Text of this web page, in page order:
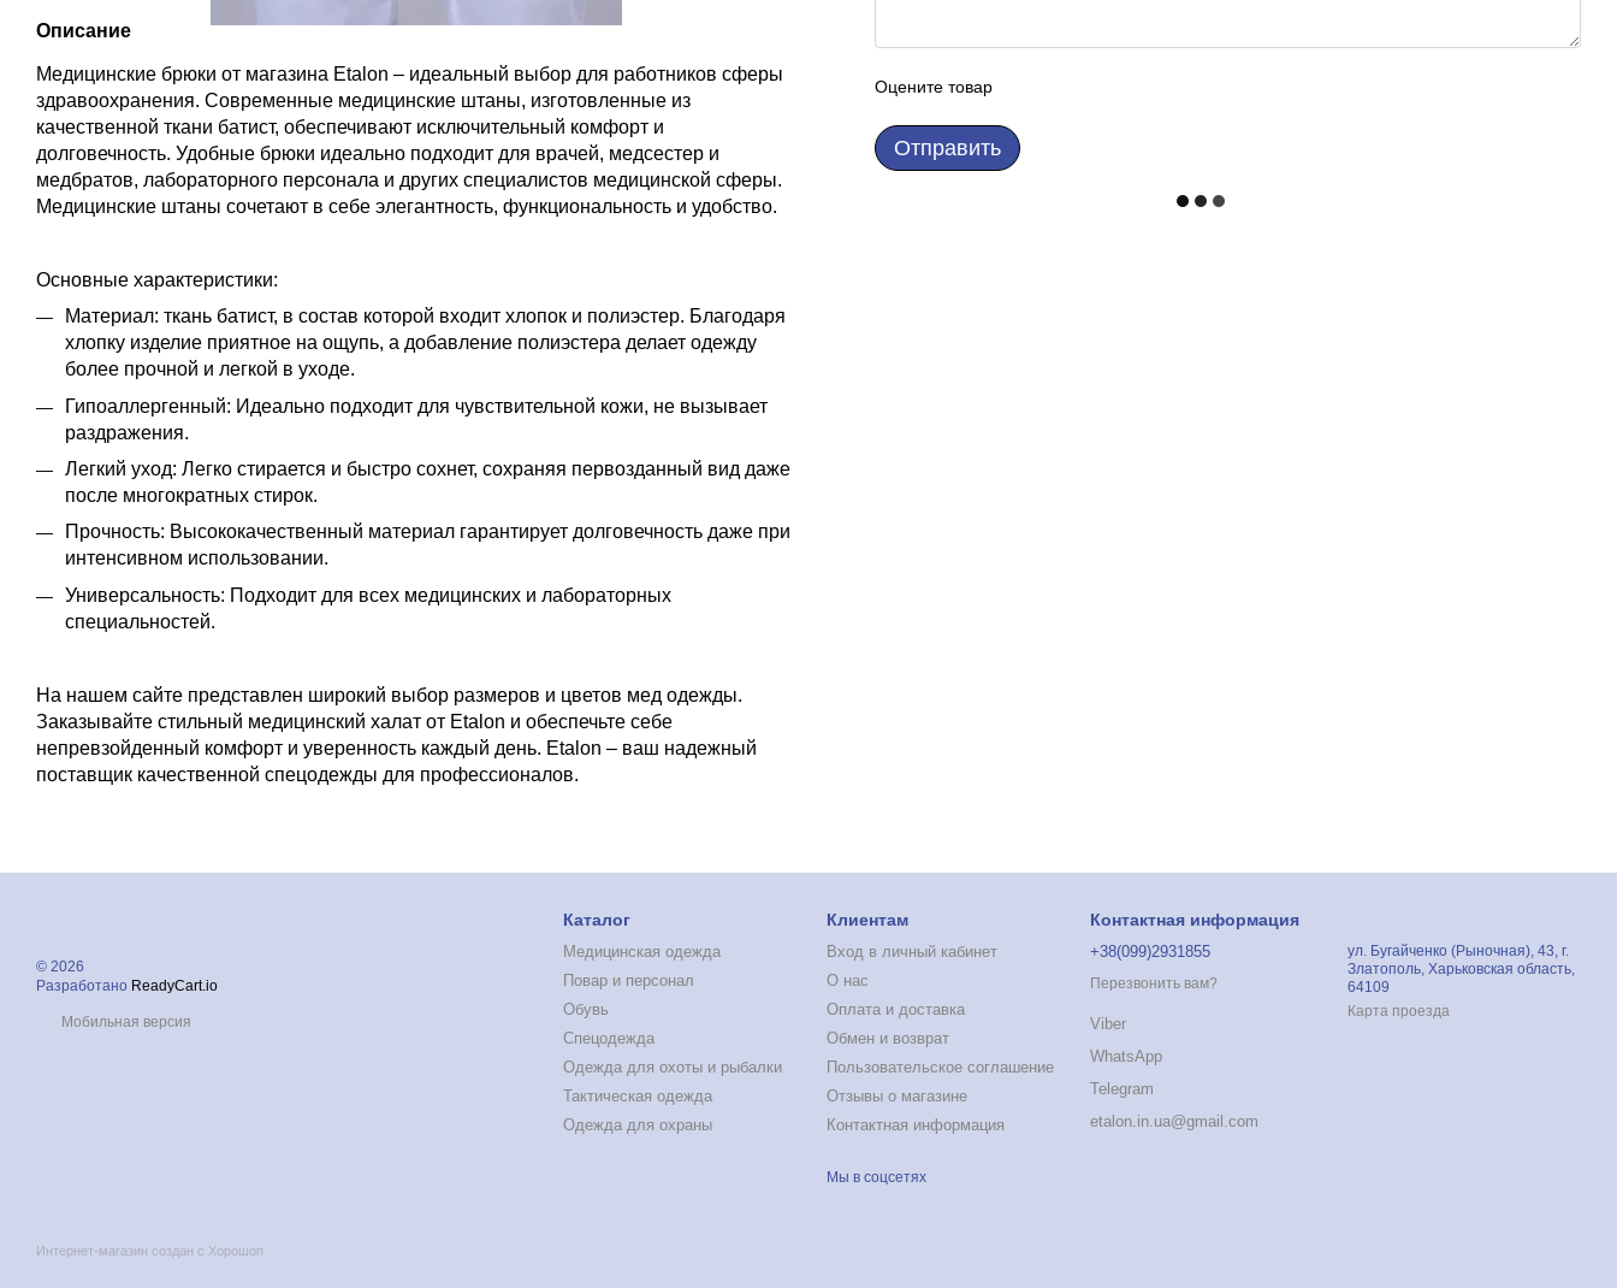
Описание
Медицинские брюки от магазина Etalon – идеальный выбор для работников сферы
здравоохранения. Современные медицинские штаны, изготовленные из
качественной ткани батист, обеспечивают исключительный комфорт и
долговечность. Удобные брюки идеально подходит для врачей, медсестер и
медбратов, лабораторного персонала и других специалистов медицинской сферы.
Медицинские штаны сочетают в себе элегантность, функциональность и удобство.
Основные характеристики:
Материал: ткань батист, в состав которой входит хлопок и полиэстер. Благодаря
хлопку изделие приятное на ощупь, а добавление полиэстера делает одежду
более прочной и легкой в уходе.
Гипоаллергенный: Идеально подходит для чувствительной кожи, не вызывает
раздражения.
Легкий уход: Легко стирается и быстро сохнет, сохраняя первозданный вид даже
после многократных стирок.
Прочность: Высококачественный материал гарантирует долговечность даже при
интенсивном использовании.
Универсальность: Подходит для всех медицинских и лабораторных
специальностей.
На нашем сайте представлен широкий выбор размеров и цветов мед одежды.
Заказывайте стильный медицинский халат от Etalon и обеспечьте себе
непревзойденный комфорт и уверенность каждый день. Etalon – ваш надежный
поставщик качественной спецодежды для профессионалов.
Оцените товар
Отправить
© 2026
Разработано ReadyCart.io
Мобильная версия
Интернет-магазин создан с Хорошоп
Каталог
Медицинская одежда
Повар и персонал
Обувь
Cпецодежда
Одежда для охоты и рыбалки
Тактическая одежда
Одежда для охраны
Клиентам
Вход в личный кабинет
О нас
Оплата и доставка
Обмен и возврат
Пользовательское соглашение
Отзывы о магазине
Контактная информация
Мы в соцсетях
Контактная информация
+38(099)2931855
Перезвонить вам?
Viber
WhatsApp
Telegram
etalon.in.ua@gmail.com
ул. Бугайченко (Рыночная), 43, г.
Златополь, Харьковская область,
64109
Карта проезда